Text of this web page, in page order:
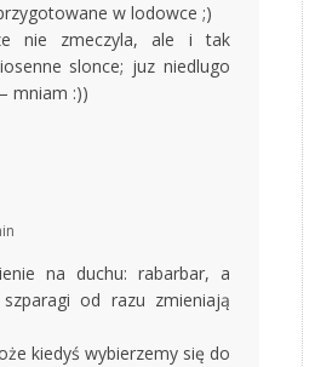
w lodowce ;)
nie zmeczyla, ale i tak
slonce; juz niedlugo
mniam :))
na duchu: rabarbar, a
od razu zmieniają
kiedyś wybierzemy się do